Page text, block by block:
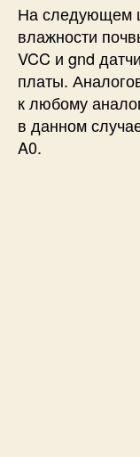
На следующем
влажности
VCC и gnd
платы.
к любому
в данном
A0.